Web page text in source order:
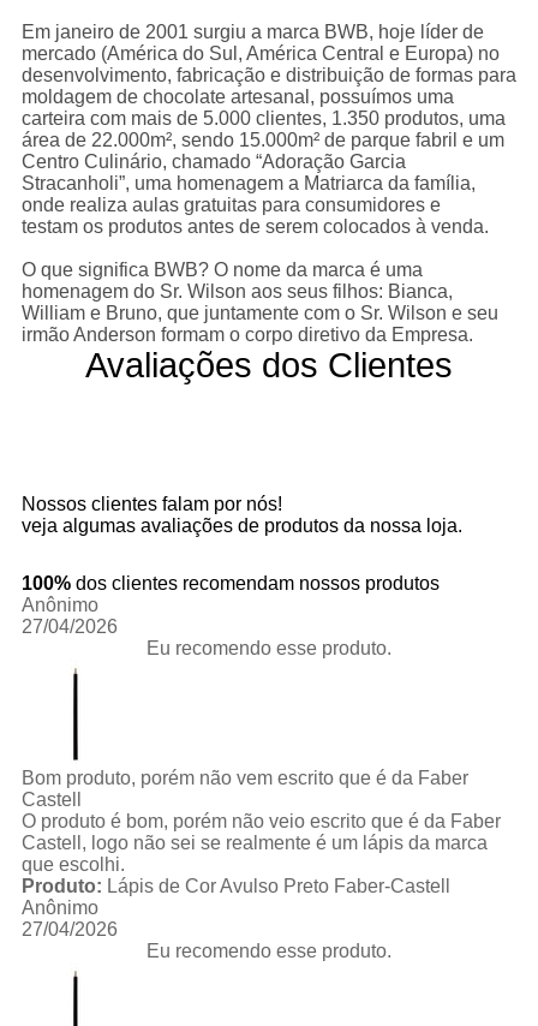
Em janeiro de 2001 surgiu a marca BWB, hoje líder de
mercado (América do Sul, América Central e Europa) no
desenvolvimento, fabricação e distribuição de formas para
moldagem de chocolate artesanal, possuímos uma
carteira com mais de 5.000 clientes, 1.350 produtos, uma
rea de 22.000m², sendo 15.000m² de parque fabril e um
Centro Culinário, chamado “Adoração Garcia
Stracanholi”, uma homenagem a Matriarca da família,
onde realiza aulas gratuitas para consumidores e
testam os produtos antes de serem colocados à venda.
O que significa BWB? O nome da marca é uma
homenagem do Sr. Wilson aos seus filhos: Bianca,
William e Bruno, que juntamente com o Sr. Wilson e seu
irmão Anderson formam o corpo diretivo da Empresa.
Avaliações dos Clientes
Nossos clientes falam por nós!
veja algumas avaliações de produtos da nossa loja.
100% dos clientes recomendam nossos produtos
Anônimo
27/04/2026
Eu recomendo esse produto.
Bom produto, porém não vem escrito que é da Faber
Castell
O produto é bom, porém não veio escrito que é da Faber
Castell, logo não sei se realmente é um lápis da marca
que escolhi.
Produto: Lápis de Cor Avulso Preto Faber-Castell
Anônimo
27/04/2026
Eu recomendo esse produto.